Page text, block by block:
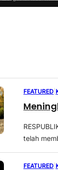
FEATURED
telah
FEATURED